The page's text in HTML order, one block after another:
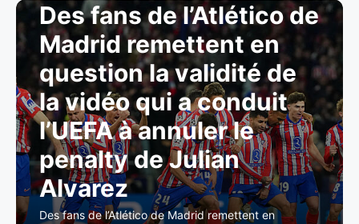
Des fans de l’Atlético de
Madrid remettent en
question la validité de
la vidéo qui a conduit
l’UEFA à annuler le
penalty de Julian
Alvarez
Des fans de l’Atlético de Madrid remettent en